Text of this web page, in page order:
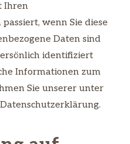
Ihren
wenn Sie diese
Daten sind
identifiziert
Informationen zum
Sie unserer unter